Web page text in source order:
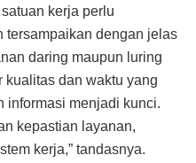
kerja perlu
tersampaikan dengan jelas
daring maupun luring
kualitas dan waktu yang
informasi menjadi kunci.
kepastian layanan,
kerja,” tandasnya.